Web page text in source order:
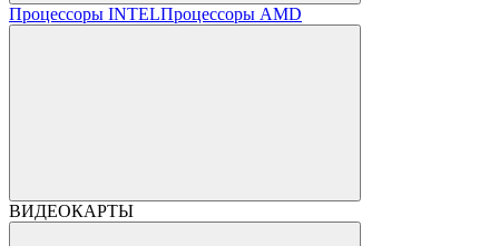
Процессоры INTELПроцессоры AMD
ВИДЕОКАРТЫ